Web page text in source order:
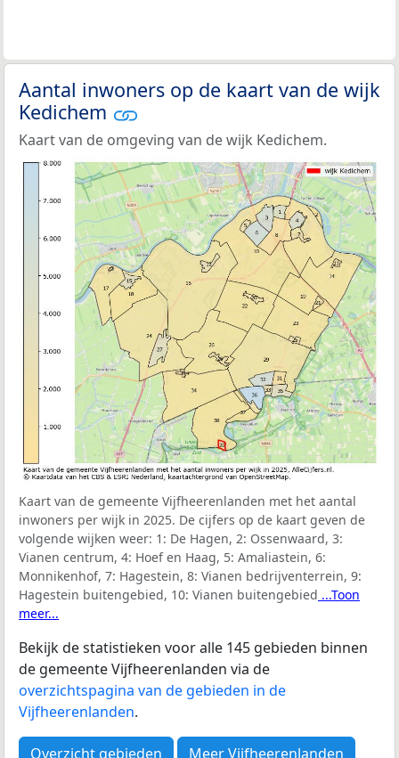
Aantal inwoners op de kaart van de wijk
Kedichem
Kaart van de omgeving van de wijk Kedichem.
Kaart van de gemeente Vijfheerenlanden met het aantal
inwoners per wijk in 2025. De cijfers op de kaart geven de
volgende wijken weer: 1: De Hagen, 2: Ossenwaard, 3:
Vianen centrum, 4: Hoef en Haag, 5: Amaliastein, 6:
Monnikenhof, 7: Hagestein, 8: Vianen bedrijventerrein, 9:
Hagestein buitengebied, 10: Vianen buitengebied ...Toon
meer...
Bekijk de statistieken voor alle 145 gebieden binnen
de gemeente Vijfheerenlanden via de
overzichtspagina van de gebieden in de
Vijfheerenlanden.
Overzicht gebieden Meer Vijfheerenlanden